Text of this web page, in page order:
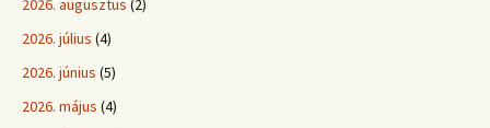
2026. augusztus (2)
2026. július (4)
2026. június (5)
2026. május (4)